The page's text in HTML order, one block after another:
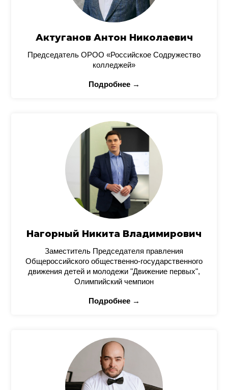
Актуганов Антон Николаевич
Председатель ОРОО «Российское Содружество
колледжей»
Подробнее →
Нагорный Никита Владимирович
Заместитель Председателя правления
Общероссийского общественно-государственного
движения детей и молодежи "Движение первых",
Олимпийский чемпион
Подробнее →